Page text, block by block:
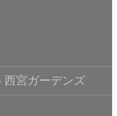
西宮ガーデンズ